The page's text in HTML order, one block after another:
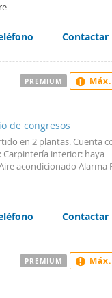
encuentran las 4
y un baño
y luminoso con sofá-
y otro baño con ducha.
cuenta con piscina,
en la zona trasera de la
que se adapte
encargamos de
Contactar
de congresos
en 2 plantas. Cuenta
Carpintería interior: haya
acondicionado Alarma
Contactar
PREMIUM
PREMIUM